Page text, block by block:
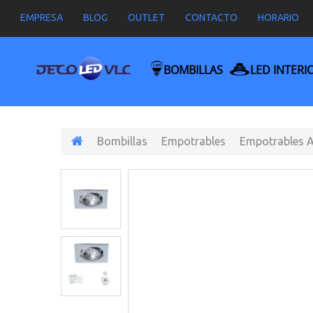
EMPRESA BLOG OUTLET CONTACTO HORARIO
BOMBILLAS LED
Bombillas Empotrables Empotrables